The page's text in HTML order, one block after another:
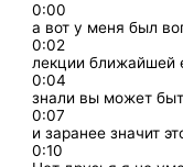
0:00
а вот у меня был
0:02
лекции ближайшей
0:04
знали вы может
0:07
и заранее значит
0:10